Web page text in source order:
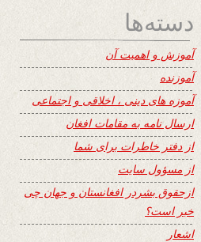
دسته‌ها
آموزش و اهمیت آن
آموزنده
آموزه های دینی ، اخلاقی و اجتماعی
ارسال نامه به مقامات افغان
از دفتر خاطرات برای شما
از مسؤول سایت
ازحقوق بشردر افغانستان و جهان چی
خبر است؟
اشعار